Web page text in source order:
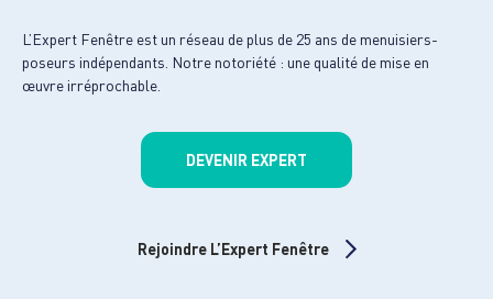
L’Expert Fenêtre est un réseau de plus de 25 ans de menuisiers-
poseurs indépendants. Notre notoriété : une qualité de mise en
œuvre irréprochable.
DEVENIR EXPERT
Rejoindre L’Expert Fenêtre